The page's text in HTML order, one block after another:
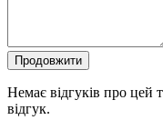
Продовжити
Немає відгуків про цей
відгук.